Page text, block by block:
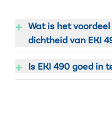
+ Wat is het
dichtheid van EKI
+ Is EKI 490 goed in